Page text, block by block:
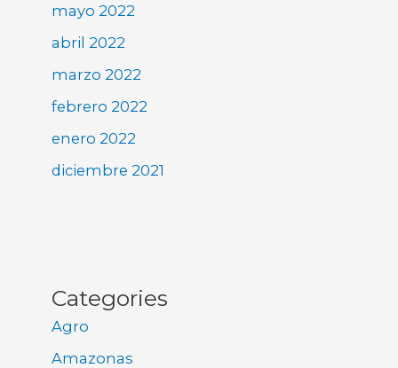
mayo 2022
abril 2022
marzo 2022
febrero 2022
enero 2022
diciembre 2021
Categories
Agro
Amazonas